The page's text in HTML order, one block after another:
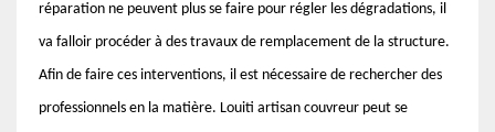
réparation ne peuvent plus se faire pour régler les dégradations, il
va falloir procéder à des travaux de remplacement de la structure.
Afin de faire ces interventions, il est nécessaire de rechercher des
professionnels en la matière. Louiti artisan couvreur peut se